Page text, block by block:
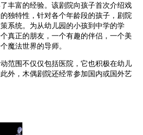
丰富的经验。该剧院向孩子首次介绍戏
独特性，针对各个年龄段的孩子，剧院
系统。为从幼儿园的小孩到中学的学
真正的朋友，一个有趣的伴侣，一个美
魔法世界的导师。
范围不仅仅包括医院，它也积极在幼儿
外，木偶剧院还经常参加国内或国外艺